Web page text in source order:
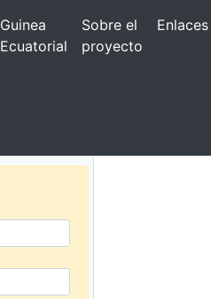
Guinea
Ecuatorial
Sobre el
proyecto
Enlaces